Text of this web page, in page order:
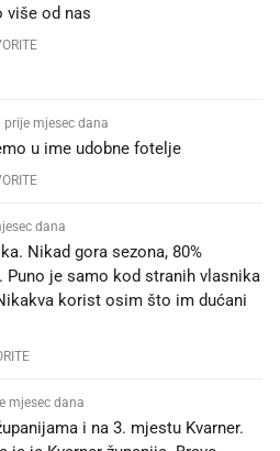
više od nas
prije mjesec dana
u ime udobne fotelje
dana
Nikad gora sezona, 80%
Puno je samo kod stranih vlasnika
korist osim što im dućani
mjesec dana
i na 3. mjestu Kvarner.